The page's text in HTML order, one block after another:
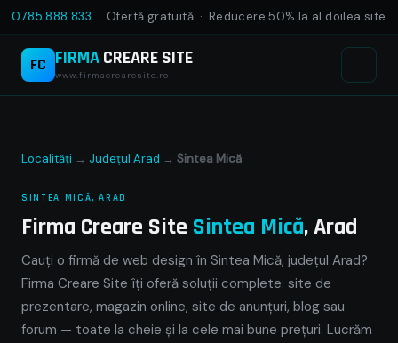
0785 888 833 · Ofertă gratuită · Reducere 50% la al doilea site
FC FIRMACREARE SITE
www.firmacrearesite.ro
Localități → Județul Arad → Sintea Mică
SINTEA MICĂ, ARAD
Firma Creare Site Sintea Mică, Arad
Cauți o firmă de web design în Sintea Mică, județul Arad?
Firma Creare Site îți oferă soluții complete: site de
prezentare, magazin online, site de anunțuri, blog sau
forum — toate la cheie și la cele mai bune prețuri. Lucrăm